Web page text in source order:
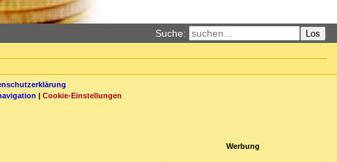
Suche: Los
| Cookie-Einstellungen
Werbung